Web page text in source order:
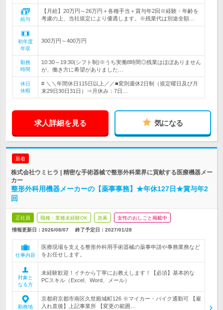
給与
【月給】20万円～26万円＋各種手当＋賞与年2回※経験・年齢を
考慮の上、当社規定により優遇します。※残業代は別途全額…
初年度
年収
300万円～400万円
勤務
時間
10:30～19:30(シフト制)※うち実働8時間◎残業はほぼありません
が、働き方に希望がありました…
休日
休暇
# ＼＼年間休日115日以上／／■変則週休2日制（規定曜日及び月
末29日30日31日）⇒月休み：7日…
求人詳細を見る 気になる
新着
株式会社ウミヒラ | 精密な手術器械で整形外科業界に貢献する医療機器メー
カー
整形外科用機器メーカーの【薬事事務】★年休127日★賞与年2
回
正社員 職種・業種未経験OK 急募 女性のおしごと掲載中
情報更新日：2026/08/07 終了予定日： 2027/01/28
仕事内容
医療現場を支える整形外科用手術器械の薬事申請や事務業務など
をお任せします。
対象と
なる方
未経験歓迎！イチから丁寧にお教えします！【必須】基本的な
PCスキル（Excel、Word、メール）
勤務地
京都府京都市南区久世殿城町126 ※マイカー・バイク通勤可 【雇
入れ直後】上記事業所 【変更の範囲…